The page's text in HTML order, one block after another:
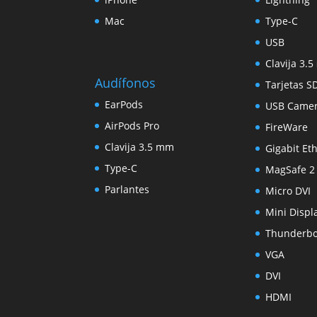
Mac
Audífonos
EarPods
AirPods Pro
Clavija 3.5 mm
Type-C
Parlantes
Type-C
USB
Clavija 3.5
Tarjetas
USB
FireWare
Gigabit
MagSafe 2
Micro DVI
Mini
VGA
DVI
HDMI